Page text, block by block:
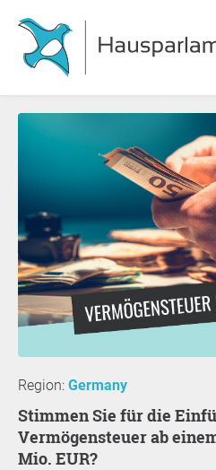
Region: Germany
Stimmen Sie für die Einführung einer
Vermögensteuer ab
Mio. EUR?